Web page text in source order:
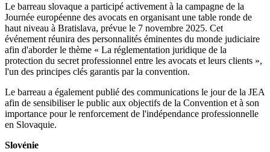
Le barreau slovaque a participé activement à la campagne de la
Journée européenne des avocats en organisant une table ronde de
haut niveau à Bratislava, prévue le 7 novembre 2025. Cet
événement réunira des personnalités éminentes du monde judiciaire
afin d'aborder le thème « La réglementation juridique de la
protection du secret professionnel entre les avocats et leurs clients »,
l'un des principes clés garantis par la convention.
Le barreau a également publié des communications le jour de la JEA
afin de sensibiliser le public aux objectifs de la Convention et à son
importance pour le renforcement de l'indépendance professionnelle
en Slovaquie.
Slovénie